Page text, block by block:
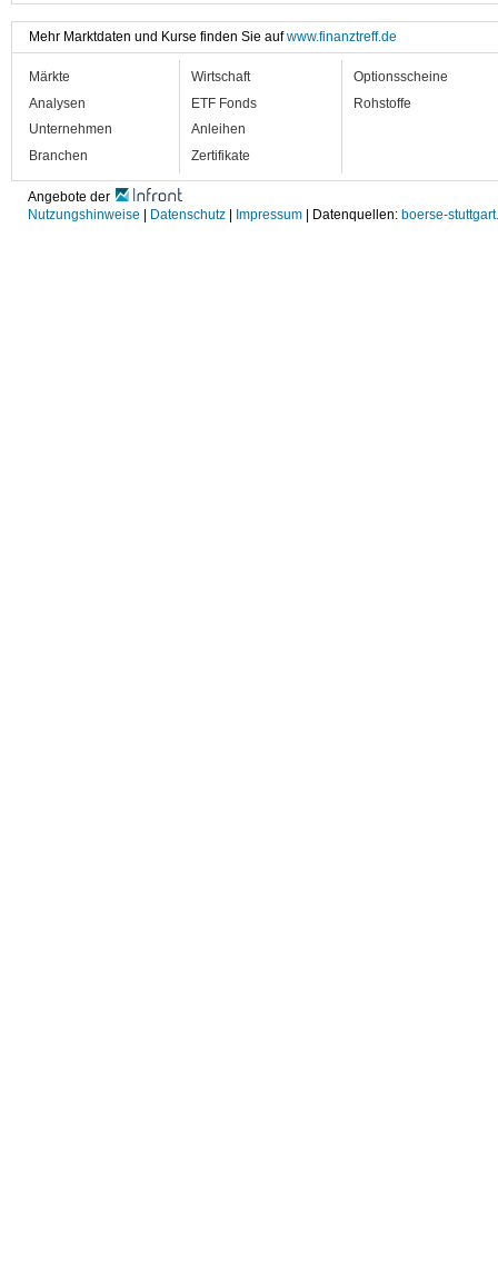
Mehr Marktdaten und Kurse finden Sie aufwww.finanztreff.de
Märkte
Analysen
Unternehmen
Branchen
Wirtschaft
ETF Fonds
Anleihen
Zertifikate
Optionsscheine
Rohstoffe
Angebote der
Nutzungshinweise
Datenschutz Impressum | Datenquellen: boerse-